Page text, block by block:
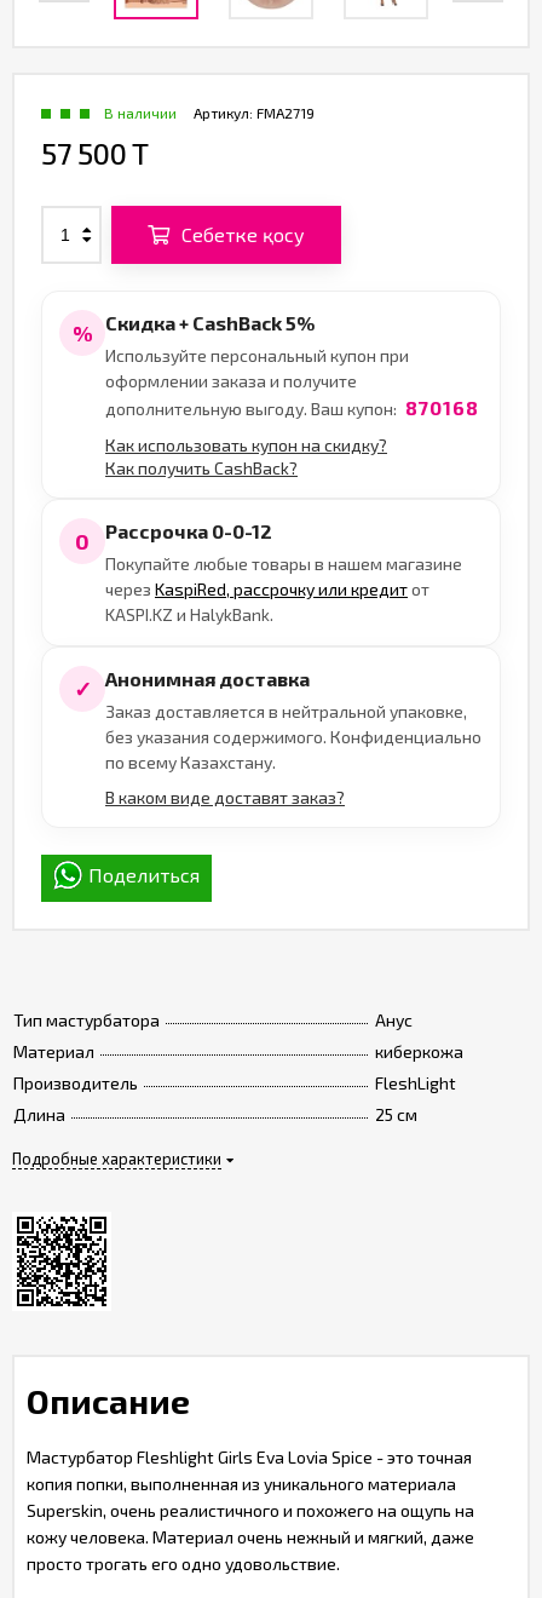
Тип мастурбатора
Анус
Материал
киберкожа
Производитель
FleshLight
Длина
25 см
Подробные характеристики
Артикул: FMA2719
В наличии
57 500 T
Себетке қосу
% Скидка + CashBack 5%
Используйте персональный купон при
оформлении заказа и получите
дополнительную выгоду. Ваш купон: 870168
Как использовать купон на скидку?
Как получить CashBack?
0 Рассрочка 0-0-12
Покупайте любые товары в нашем магазине
через KaspiRed, рассрочку или кредитот
KASPI.KZ и HalykBank.
✓ Анонимная доставка
Заказ доставляется в нейтральной упаковке,
без указания содержимого. Конфиденциально
по всему Казахстану.
В каком виде доставят заказ?
Поделиться
Описание
Мастурбатор Fleshlight Girls Eva Lovia Spice - это точная
копия попки, выполненная из уникального материала
Superskin, очень реалистичного и похожего на ощупь на
кожу человека. Материал очень нежный и мягкий, даже
просто трогать его одно удовольствие.